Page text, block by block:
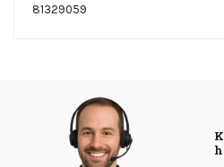
81329059